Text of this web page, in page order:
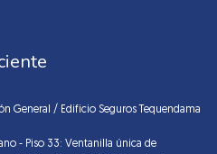
General / Edificio Seguros Tequendama
- Piso 33: Ventanilla única de